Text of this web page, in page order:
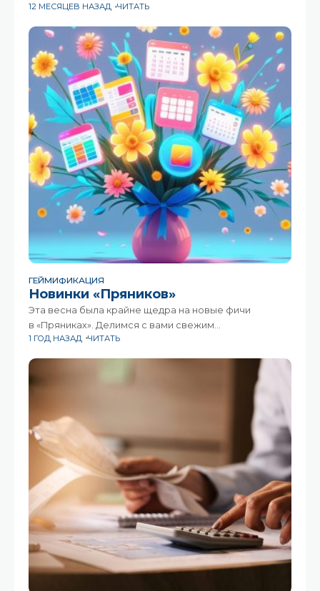
инструментов, а также их комбинации и увязки
не так велик, и на первый взгляд может показаться,
что освоить его совсем несложно, но за простым
набором
12 МЕСЯЦЕВ НАЗАД ЧИТАТЬ
ГЕЙМИФИКАЦИЯ
Новинки «Пряников»
Эта весна была крайне щедра на новые фичи
в «Пряниках». Делимся с вами свежим
«букетом».КалендарьДолгожданная опция —
в календарной сетке — готова! События в календарь
попадают по тому же принципу, как формируется
1 ГОД НАЗАД ЧИТАТЬ